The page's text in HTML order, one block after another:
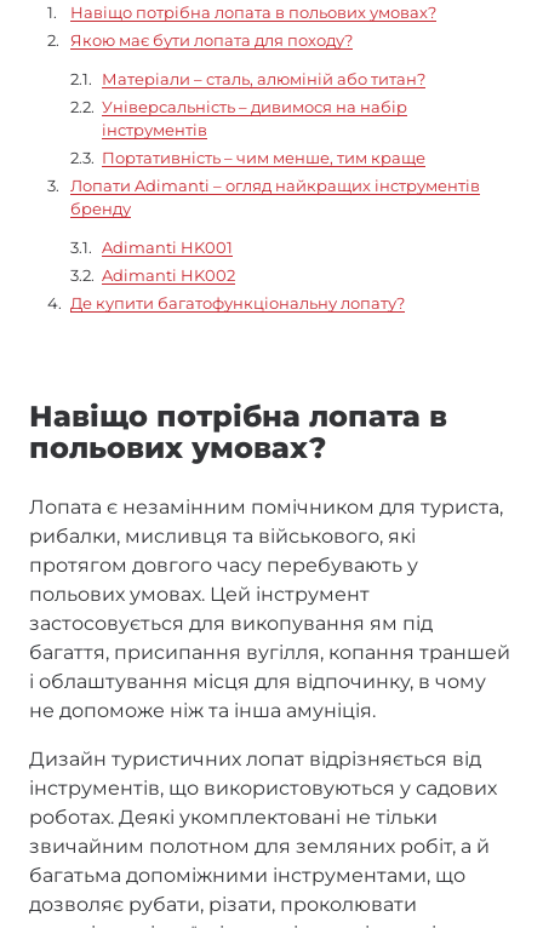
Навіщо потрібна лопата в польових умовах?
Якою має бути лопата для походу?
Матеріали – сталь, алюміній або титан?
Універсальність – дивимося на набір
інструментів
Портативність – чим менше, тим краще
Лопати Adimanti – огляд найкращих інструментів
бренду
Adimanti HK001
Adimanti HK002
Де купити багатофункціональну лопату?
Навіщо потрібна лопата в
польових умовах?
Лопата є незамінним помічником для туриста,
рибалки, мисливця та військового, які
протягом довгого часу перебувають у
польових умовах. Цей інструмент
застосовується для викопування ям під
багаття, присипання вугілля, копання траншей
і облаштування місця для відпочинку, в чому
не допоможе ніж та інша амуніція.
Дизайн туристичних лопат відрізняється від
інструментів, що використовуються у садових
роботах. Деякі укомплектовані не тільки
звичайним полотном для земляних робіт, а й
багатьма допоміжними інструментами, що
дозволяє рубати, різати, проколювати